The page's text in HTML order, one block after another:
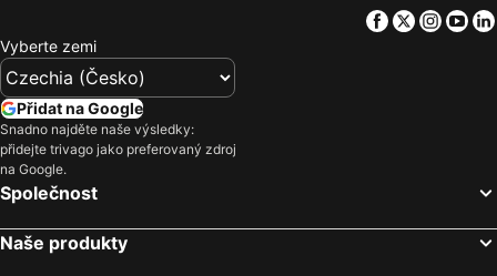
Facebook
Twitter
Vyberte zemi
Přidat na Google
Snadno najděte naše výsledky:
přidejte trivago jako preferovaný zdroj
na Google.
Společnost
Naše produkty